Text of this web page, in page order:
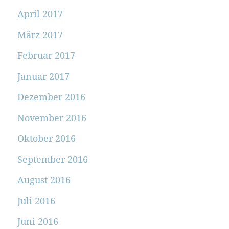
April 2017
März 2017
Februar 2017
Januar 2017
Dezember 2016
November 2016
Oktober 2016
September 2016
August 2016
Juli 2016
Juni 2016